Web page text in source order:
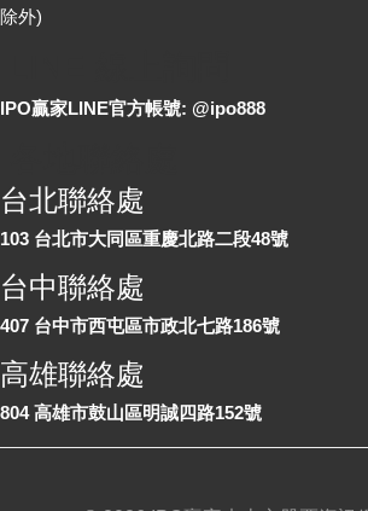
除外)
IPO贏家LINE官方帳號: @ipo888
台北聯絡處
103 台北市大同區重慶北路二段48號
台中聯絡處
407 台中市西屯區市政北七路186號
高雄聯絡處
804 高雄市鼓山區明誠四路152號